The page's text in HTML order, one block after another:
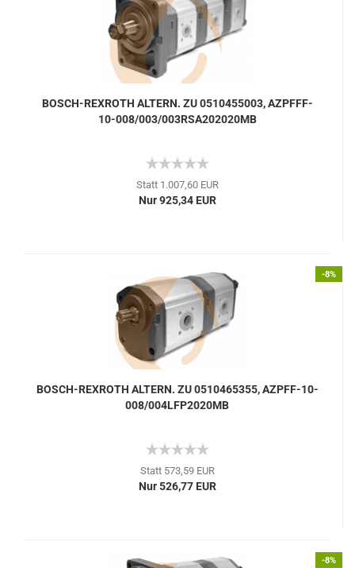
BOSCH-REXROTH ALTERN. ZU 0510455003, AZPFFF-
10-008/003/003RSA202020MB
Statt 1.007,60 EUR
Nur 925,34 EUR
-8%
BOSCH-REXROTH ALTERN. ZU 0510465355, AZPFF-10-
008/004LFP2020MB
Statt 573,59 EUR
Nur 526,77 EUR
-8%